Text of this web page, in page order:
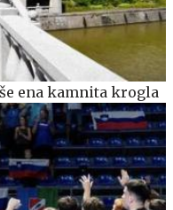
ena kamnita krogla